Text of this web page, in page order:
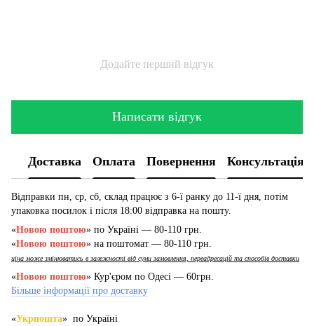
Додайте перший відгук
Написати відгук
Доставка Оплата Повернення Консультація
Відправки пн, ср, сб, склад працює з 6-ї ранку до 11-ї дня, потім
упаковка посилок і після 18:00 відправка на пошту.
«Новою поштою» по Україні — 80-110 грн.
«Новою поштою» на поштомат — 80-110 грн.
ціна може змінюватись в залежності від суми замовлення, переадресацій та способів доставки
«Новою поштою» Кур'єром по Одесі — 60грн.
Більше інформації про доставку
«Укрпошта» по Україні